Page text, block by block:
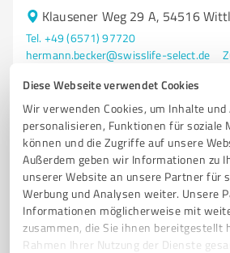
Diese Webseite verwendet Cookies
Wir verwenden Cookies, um Inhalte und
personalisieren, Funktionen für soziale
können und die Zugriffe auf unsere
Außerdem geben wir Informationen zu
unserer Website an unsere Partner für
Werbung und Analysen weiter. Unsere
Informationen möglicherweise mit
zusammen, die Sie ihnen bereitgestellt
Rahmen Ihrer Nutzung der Dienste
Klausener Weg 29 A, 54516
Tel. +49 (6571) 97720
hermann.becker@swisslife-select.de
159
Bewertungen
4 Finanzdienstleistungen
Kanzlei für
Lenz